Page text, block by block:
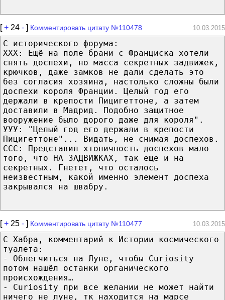
[+ 24 - ] Комментировать цитату №110478 10.03.2015
С исторического форума:
ХХХ: Ещё на поле брани с Франциска хотели
снять доспехи, но масса секретных задвижек,
крючков, даже замков не дали сделать это
без согласия хозяина, настолько сложны были
доспехи короля Франции. Целый год его
держали в крепости Пицигеттоне, а затем
доставили в Мадрид. Подобно защитное
вооружение было дорого даже для короля".
УУУ: "Целый год его держали в крепости
Пицигеттоне"... Видать, не снимая доспехов.
ССС: Представил хтоничность доспехов мало
того, что НА ЗАДВИЖКАХ, так еще и на
секретных. Гнетет, что осталось
неизвестным, какой именно элемент доспеха
закрывался на швабру.
[+ 25 - ] Комментировать цитату №110477 10.03.2015
С Хабра, комментарий к Истории космического
туалета:
- Облегчиться на Луне, чтобы Curiosity
потом нашёл останки органического
происхождения…
- Curiosity при все желании не может найти
ничего не луне, тк находится на марсе